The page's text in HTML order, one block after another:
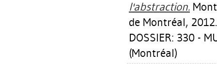
l'abstraction.
de Montréal, 2012.
DOSSIER: 330 -
(Montréal)